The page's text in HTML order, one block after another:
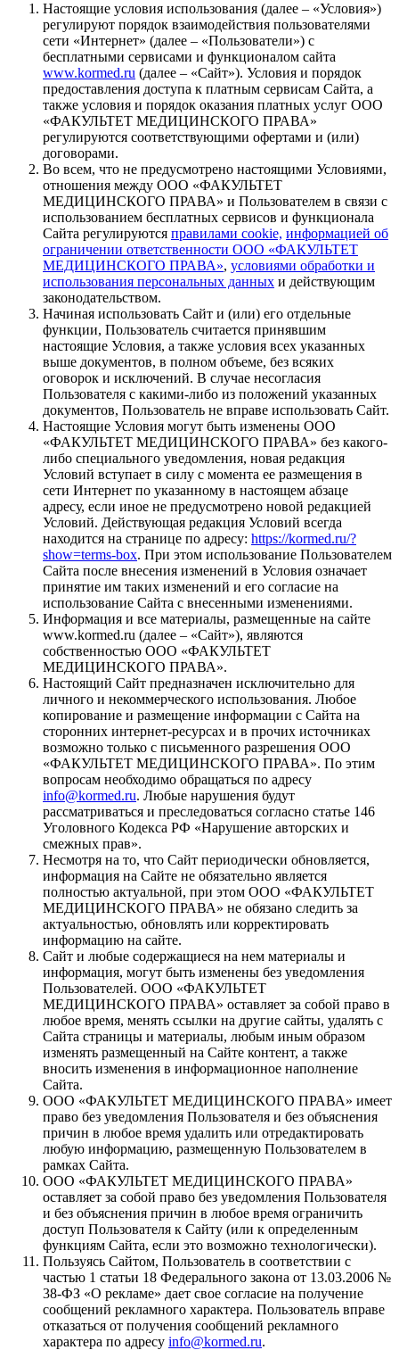
Настоящие условия использования (далее – «Условия»)
регулируют порядок взаимодействия пользователями
сети «Интернет» (далее – «Пользователи») с
бесплатными сервисами и функционалом сайта
www.kormed.ru (далее – «Сайт»). Условия и порядок
предоставления доступа к платным сервисам Сайта, а
также условия и порядок оказания платных услуг ООО
«ФАКУЛЬТЕТ МЕДИЦИНСКОГО ПРАВА»
регулируются соответствующими офертами и (или)
договорами.
Во всем, что не предусмотрено настоящими Условиями,
отношения между ООО «ФАКУЛЬТЕТ
МЕДИЦИНСКОГО ПРАВА» и Пользователем в связи с
использованием бесплатных сервисов и функционала
Сайта регулируются правилами cookie, информацией об
ограничении ответственности ООО «ФАКУЛЬТЕТ
МЕДИЦИНСКОГО ПРАВА», условиями обработки и
использования персональных данных и действующим
законодательством.
Начиная использовать Сайт и (или) его отдельные
функции, Пользователь считается принявшим
настоящие Условия, а также условия всех указанных
выше документов, в полном объеме, без всяких
оговорок и исключений. В случае несогласия
Пользователя с какими-либо из положений указанных
документов, Пользователь не вправе использовать Сайт.
Настоящие Условия могут быть изменены ООО
«ФАКУЛЬТЕТ МЕДИЦИНСКОГО ПРАВА» без какого-
либо специального уведомления, новая редакция
Условий вступает в силу с момента ее размещения в
сети Интернет по указанному в настоящем абзаце
адресу, если иное не предусмотрено новой редакцией
Условий. Действующая редакция Условий всегда
находится на странице по адресу: https://kormed.ru/?
show=terms-box. При этом использование Пользователем
Сайта после внесения изменений в Условия означает
принятие им таких изменений и его согласие на
использование Сайта с внесенными изменениями.
Информация и все материалы, размещенные на сайте
www.kormed.ru (далее – «Сайт»), являются
собственностью ООО «ФАКУЛЬТЕТ
МЕДИЦИНСКОГО ПРАВА».
Настоящий Сайт предназначен исключительно для
личного и некоммерческого использования. Любое
копирование и размещение информации с Сайта на
сторонних интернет-ресурсах и в прочих источниках
возможно только с письменного разрешения ООО
«ФАКУЛЬТЕТ МЕДИЦИНСКОГО ПРАВА». По этим
вопросам необходимо обращаться по адресу
info@kormed.ru. Любые нарушения будут
рассматриваться и преследоваться согласно статье 146
Уголовного Кодекса РФ «Нарушение авторских и
смежных прав».
Несмотря на то, что Сайт периодически обновляется,
информация на Сайте не обязательно является
полностью актуальной, при этом ООО «ФАКУЛЬТЕТ
МЕДИЦИНСКОГО ПРАВА» не обязано следить за
актуальностью, обновлять или корректировать
информацию на сайте.
Сайт и любые содержащиеся на нем материалы и
информация, могут быть изменены без уведомления
Пользователей. ООО «ФАКУЛЬТЕТ
МЕДИЦИНСКОГО ПРАВА» оставляет за собой право в
любое время, менять ссылки на другие сайты, удалять с
Сайта страницы и материалы, любым иным образом
изменять размещенный на Сайте контент, а также
вносить изменения в информационное наполнение
Сайта.
ООО «ФАКУЛЬТЕТ МЕДИЦИНСКОГО ПРАВА» имеет
право без уведомления Пользователя и без объяснения
причин в любое время удалить или отредактировать
любую информацию, размещенную Пользователем в
рамках Сайта.
ООО «ФАКУЛЬТЕТ МЕДИЦИНСКОГО ПРАВА»
оставляет за собой право без уведомления Пользователя
и без объяснения причин в любое время ограничить
доступ Пользователя к Сайту (или к определенным
функциям Сайта, если это возможно технологически).
Пользуясь Сайтом, Пользователь в соответствии с
частью 1 статьи 18 Федерального закона от 13.03.2006 №
38-ФЗ «О рекламе» дает свое согласие на получение
сообщений рекламного характера. Пользователь вправе
отказаться от получения сообщений рекламного
характера по адресу info@kormed.ru.